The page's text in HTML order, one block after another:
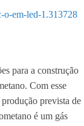
o-em-led-1.313728
para a construção
Com esse
prevista de
é um gás